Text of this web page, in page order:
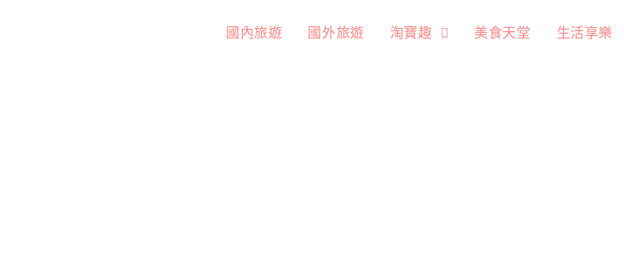
國內旅遊 國外旅遊 淘寶趣 美食天堂 生活享樂